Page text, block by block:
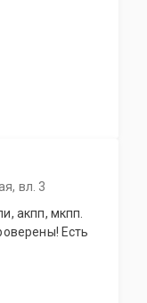
вл. 3
акпп, мкпп.
Есть